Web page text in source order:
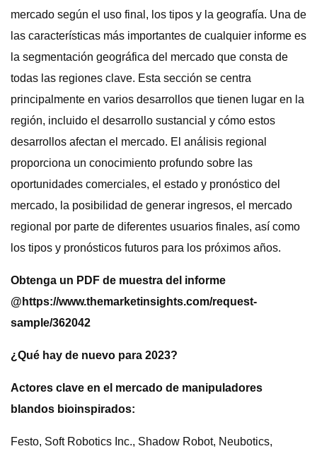
mercado según el uso final, los tipos y la geografía. Una de
las características más importantes de cualquier informe es
la segmentación geográfica del mercado que consta de
todas las regiones clave. Esta sección se centra
principalmente en varios desarrollos que tienen lugar en la
región, incluido el desarrollo sustancial y cómo estos
desarrollos afectan el mercado. El análisis regional
proporciona un conocimiento profundo sobre las
oportunidades comerciales, el estado y pronóstico del
mercado, la posibilidad de generar ingresos, el mercado
regional por parte de diferentes usuarios finales, así como
los tipos y pronósticos futuros para los próximos años.
Obtenga un PDF de muestra del informe
@ https://www.themarketinsights.com/request-
sample/362042
¿Qué hay de nuevo para 2023?
Actores clave en el mercado de manipuladores
blandos bioinspirados:
Festo, Soft Robotics Inc., Shadow Robot, Neubotics,